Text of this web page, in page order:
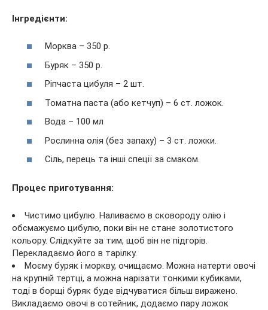
Інгредієнти:
Морква – 350 р.
Буряк – 350 р.
Ріпчаста цибуля – 2 шт.
Томатна паста (або кетчуп) – 6 ст. ложок.
Вода – 100 мл
Рослинна олія (без запаху) – 3 ст. ложки.
Сіль, перець та інші спеції за смаком.
Процес приготування:
Чистимо цибулю. Наливаємо в сковороду олію і
обсмажуємо цибулю, поки він не стане золотистого
кольору. Слідкуйте за тим, щоб він не підгорів.
Перекладаємо його в тарілку.
Моєму буряк і моркву, очищаємо. Можна натерти овочі
на крупній тертці, а можна нарізати тонкими кубиками,
тоді в борщі буряк буде відчуватися більш виражено.
Викладаємо овочі в сотейник, додаємо пару ложок